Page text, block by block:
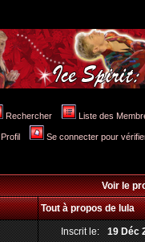
Rechercher Liste des
Profil Se connecter pour
Voir le
Tout à propos de lula
Inscrit le: 19 Déc